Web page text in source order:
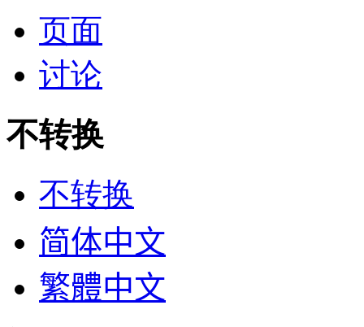
页面
讨论
不转换
不转换
简体中文
繁體中文